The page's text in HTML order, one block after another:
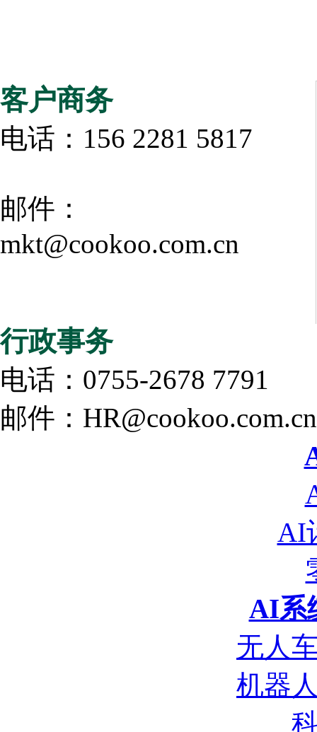
客户商务
电话：156 2281 5817
邮件：
mkt@cookoo.com.cn
行政事务
电话：0755-2678 7791
邮件：HR@cookoo.com.cn
AI
AI系
无人
机器